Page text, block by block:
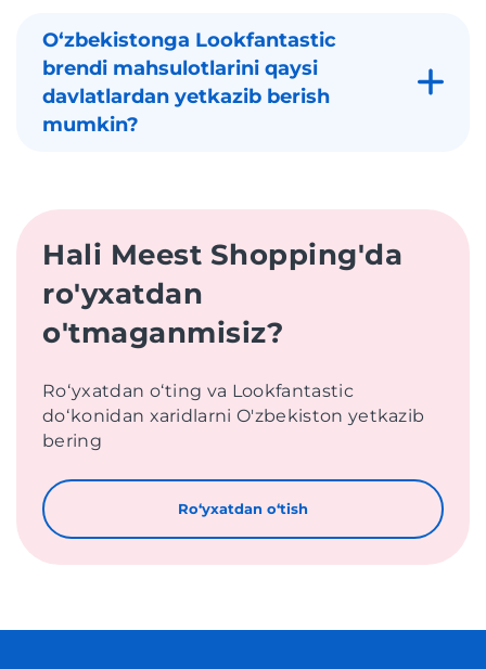
Oʻzbekistonga Lookfantastic
brendi mahsulotlarini qaysi
davlatlardan yetkazib berish
mumkin?
Hali Meest Shopping'da
ro'yxatdan
o'tmaganmisiz?
Roʻyxatdan oʻting va Lookfantastic
doʻkonidan xaridlarni O'zbekiston yetkazib
bering
Roʻyxatdan oʻtish